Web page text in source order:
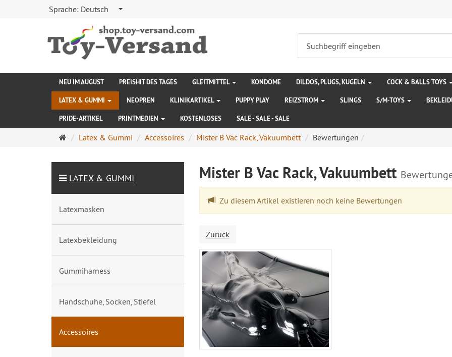
Sprache: Deutsch
NEU IM AUGUST PREISHIT DES TAGES GLEITMITTEL KONDOME DILDOS, PLUGS, KUGELN COCK & BALLS TOYS
LATEX & GUMMI NEOPREN KLINIKARTIKEL PUPPY PLAY REIZSTROM SLINGS S/M-TOYS
PRIDE-ARTIKEL PRINTMEDIEN KOSTENLOSES SALE - SALE - SALE
Startseite
Latex & Gummi Accessoires Mister B Vac Rack, Vakuumbett Bewertungen
Mister B Vac Rack, Vakuumbett
Zu diesem Artikel existieren noch keine Bewertungen
Zurück
LATEX & GUMMI
Latexmasken
Latexbekleidung
Gummiharness
Handschuhe, Socken, Stiefel
Accessoires